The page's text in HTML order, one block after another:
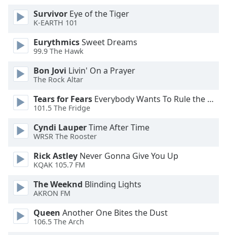
Opacity
Text
Background
Caption
Color
Opacity
Font
Size
Survivor Eye of the Tiger
K-EARTH 101
EurythmicsSweet Dreams
99.9 The Hawk
Bon Jovi Livin' On a Prayer
The Rock Altar
Tears for Fears Everybody Wants To Rule the World
101.5 The Fridge
Cyndi LauperTime After Time
WRSR The Rooster
Rick Astley Never Gonna Give You Up
KQAK 105.7 FM
The Weeknd Blinding Lights
AKRON FM
Queen Another One Bites the Dust
106.5 The Arch